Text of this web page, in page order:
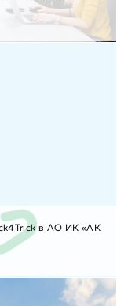
в АО ИК «АК